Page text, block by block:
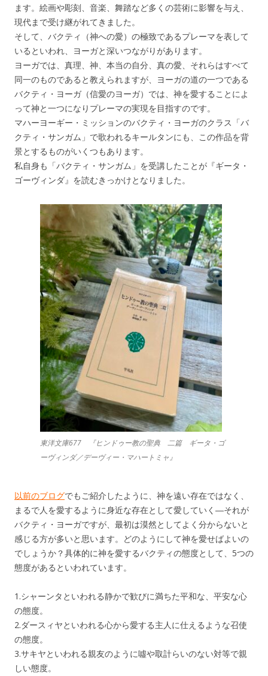
ます。絵画や彫刻、音楽、舞踏など多くの芸術に影響を与え、
現代まで受け継がれてきました。
そして、バクティ（神への愛）の極致であるプレーマを表して
いるといわれ、ヨーガと深いつながりがあります。
ヨーガでは、真理、神、本当の自分、真の愛、それらはすべて
同一のものであると教えられますが、ヨーガの道の一つである
バクティ・ヨーガ（信愛のヨーガ）では、神を愛することによ
って神と一つになりプレーマの実現を目指すのです。
マハーヨーギー・ミッションのバクティ・ヨーガのクラス「バ
クティ・サンガム」で歌われるキールタンにも、この作品を背
景とするものがいくつもあります。
私自身も「バクティ・サンガム」を受講したことが『ギータ・
ゴーヴィンダ』を読むきっかけとなりました。
東洋文庫677 『ヒンドゥー教の聖典 二篇 ギータ・ゴ
ーヴィンダ／デーヴィー・マハートミャ』
以前のブログでもご紹介したように、神を遠い存在ではなく、
まるで人を愛するように身近な存在として愛していく―それが
バクティ・ヨーガですが、最初は漠然としてよく分からないと
感じる方が多いと思います。どのようにして神を愛せばよいの
でしょうか？具体的に神を愛するバクティの態度として、5つの
態度があるといわれています。
1.シャーンタといわれる静かで歓びに満ちた平和な、平安な心
の態度。
2.ダースィヤといわれる心から愛する主人に仕えるような召使
の態度。
3.サキヤといわれる親友のように噓や取計らいのない対等で親
しい態度。